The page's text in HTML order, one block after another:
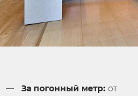
За погонный метр:от